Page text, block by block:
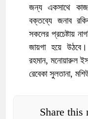
জন্য একসাথে
বক্তব্যে জনাব
সকলের প্রচেষ্টায়
জায়গা হয়ে
রহমান, মনোয়ারুল
রেবেকা সুলতানা,
Share this